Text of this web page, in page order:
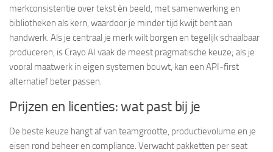
merkconsistentie over tekst én beeld, met samenwerking en
bibliotheken als kern, waardoor je minder tijd kwijt bent aan
handwerk. Als je centraal je merk wilt borgen en tegelijk schaalbaar
produceren, is Crayo AI vaak de meest pragmatische keuze; als je
vooral maatwerk in eigen systemen bouwt, kan een API-first
alternatief beter passen.
Prijzen en licenties: wat past bij je
De beste keuze hangt af van teamgrootte, productievolume en je
eisen rond beheer en compliance. Verwacht pakketten per seat